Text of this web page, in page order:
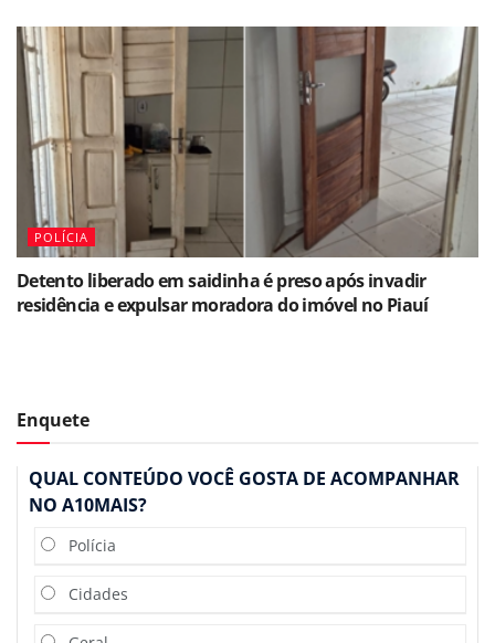
POLÍCIA
Detento liberado em saidinha é preso após invadir
residência e expulsar moradora do imóvel no Piauí
Enquete
QUAL CONTEÚDO VOCÊ GOSTA DE ACOMPANHAR
NO A10MAIS?
Polícia
Cidades